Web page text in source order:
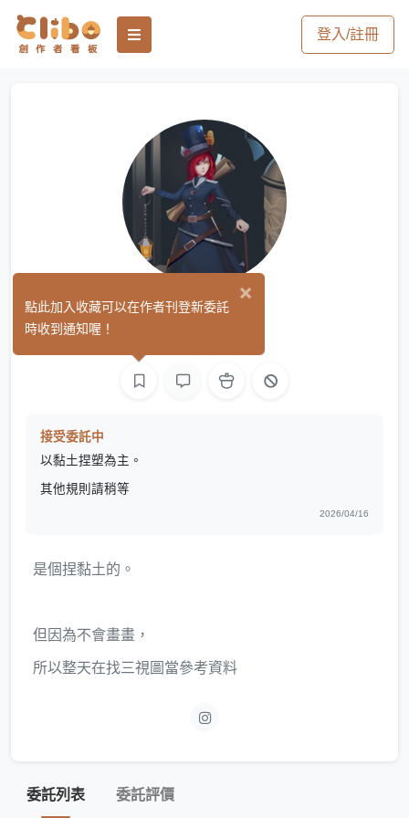
登入/註冊
銀星 (0)
接受委託中
以黏土捏塑為主。
其他規則請稍等
2026/04/16
是個捏黏土的。
但因為不會畫畫，
所以整天在找三視圖當參考資料
委託列表 委託評價
×
點此加入收藏可以在作者刊登新委託
時收到通知喔！